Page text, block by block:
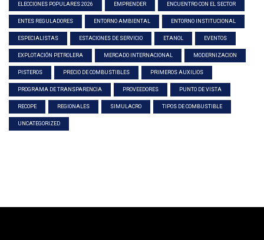
ELECCIONES POPULARES 2026 EMPRENDER ENCUENTRO CON EL SECTOR
ENTES REGULADORES ENTORNO AMBIENTAL ENTORNO INSTITUCIONAL
ESPECIALISTAS ESTACIONES DE SERVICIO ETANOL EVENTOS
EXPLOTACIÓN PETROLERA MERCADO INTERNACIONAL MODERNIZACION
PISTEROS PRECIO DE COMBUSTIBLES PRIMEROS AUXILIOS
PROGRAMA DE TRANSPARENCIA PROVEEDORES PUNTO DE VISTA
RECOPE REGIONALES SIMULACRO TIPOS DE COMBUSTIBLE
UNCATEGORIZED